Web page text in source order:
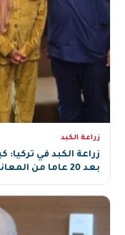
زراعة الكبد
زراعة الكبد في تركيا:
بعد 20 عاما من المعاناة من التليف الكبدي